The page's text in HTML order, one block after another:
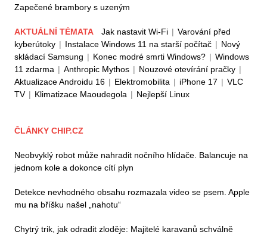
Zapečené brambory s uzeným
AKTUÁLNÍ TÉMATA Jak nastavit Wi-Fi | Varování před
kyberútoky | Instalace Windows 11 na starší počítač | Nový
skládací Samsung | Konec modré smrti Windows? | Windows
11 zdarma | Anthropic Mythos | Nouzové otevírání pračky |
Aktualizace Androidu 16 | Elektromobilita | iPhone 17 | VLC
TV | Klimatizace Maoudegola | Nejlepší Linux
ČLÁNKY CHIP.CZ
Neobvyklý robot může nahradit nočního hlídače. Balancuje na
jednom kole a dokonce cítí plyn
Detekce nevhodného obsahu rozmazala video se psem. Apple
mu na bříšku našel „nahotu“
Chytrý trik, jak odradit zloděje: Majitelé karavanů schválně